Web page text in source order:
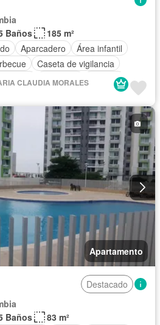
Baños
185 m²
Aparcadero
Área infantil
Caseta de vigilancia
natural Gimnasio
Internet
CLAUDIA MORALES
Apartamento
Destacado
Baños
83 m²